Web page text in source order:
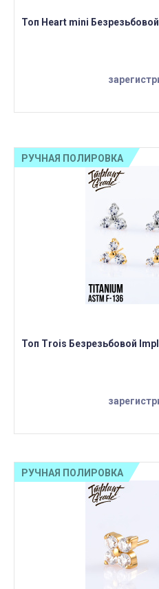
Топ Heart mini
Топ Trois Безрезьбовой
РУЧНАЯ ПОЛИРОВКА
РУЧНАЯ ПОЛИРОВКА